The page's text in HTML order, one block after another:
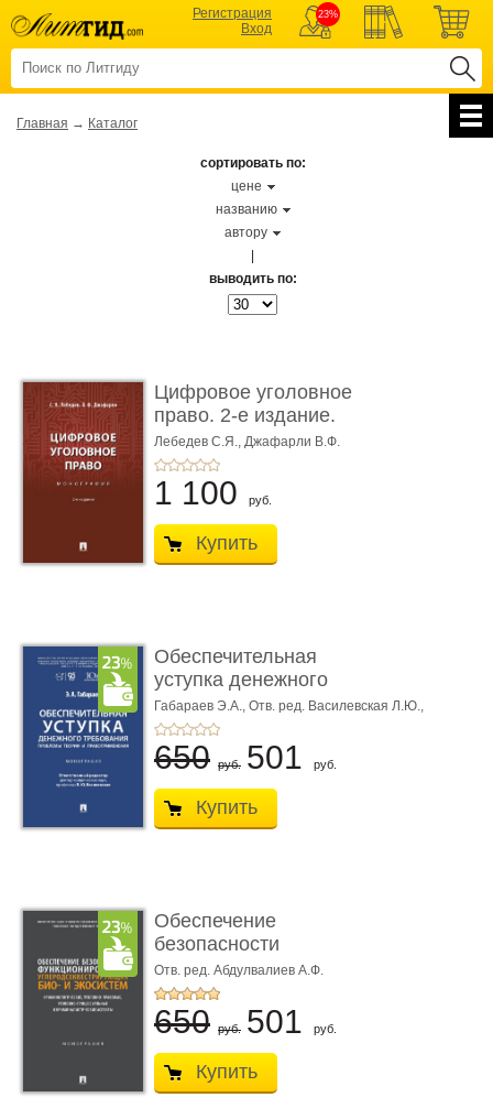
Регистрация
Вход
23%
Главная → Каталог
сортировать по:
цене
названию
автору
выводить по:
Цифровое уголовное
право. 2-е издание.
Монограф ...
Лебедев С.Я., Джафарли В.Ф.
1 100 руб.
Купить
Обеспечительная
уступка денежного
требования ...
Габараев Э.А., Отв. ред. Василевская Л.Ю.,
вступ. сл. Каретина М.Г.
650 руб. 501 руб.
Купить
Обеспечение
безопасности
функционирования уг
...
Отв. ред. Абдулвалиев А.Ф.
650 руб. 501 руб.
Купить